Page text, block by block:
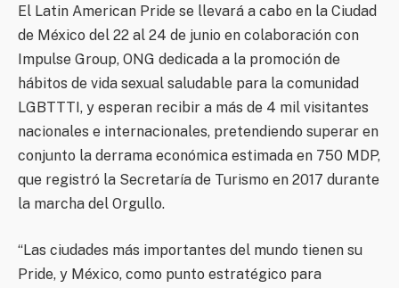
El Latin American Pride se llevará a cabo en la Ciudad
de México del 22 al 24 de junio en colaboración con
Impulse Group, ONG dedicada a la promoción de
hábitos de vida sexual saludable para la comunidad
LGBTTTI, y esperan recibir a más de 4 mil visitantes
nacionales e internacionales, pretendiendo superar en
conjunto la derrama económica estimada en 750 MDP,
que registró la Secretaría de Turismo en 2017 durante
la marcha del Orgullo.
“Las ciudades más importantes del mundo tienen su
Pride, y México, como punto estratégico para